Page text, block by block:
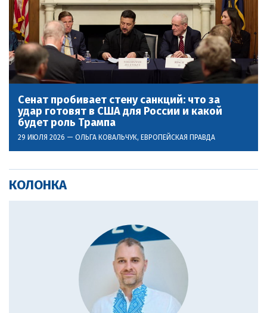
Сенат пробивает стену санкций: что за
удар готовят в США для России и какой
будет роль Трампа
29 ИЮЛЯ 2026 — ОЛЬГА КОВАЛЬЧУК, ЕВРОПЕЙСКАЯ ПРАВДА
КОЛОНКА